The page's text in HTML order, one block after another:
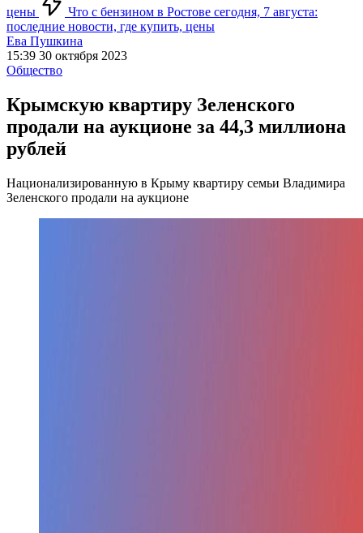
цены
Что с бензином в Ростове сегодня, 7 августа:
последние новости, где купить, цены
Ева Пушкина
15:39 30 октября 2023
Общество
Крымскую квартиру Зеленского
продали на аукционе за 44,3 миллиона
рублей
Национализированную в Крыму квартиру семьи Владимира
Зеленского продали на аукционе